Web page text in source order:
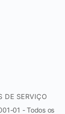
DE SERVIÇO
01 - Todos os